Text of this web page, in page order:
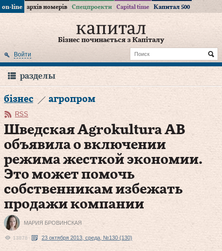
on-line архів номерів Спецпроекти Capital time Капитал 500
Бізнес починається з Капіталу
Войти
разделы
бізнес агропром
RSS
Шведская Agrokultura AB
объявила о включении
режима жесткой экономии.
Это может помочь
собственникам избежать
продажи компании
МАРИЯ БРОВИНСКАЯ
13878 23 октября 2013, среда, №130 (130)